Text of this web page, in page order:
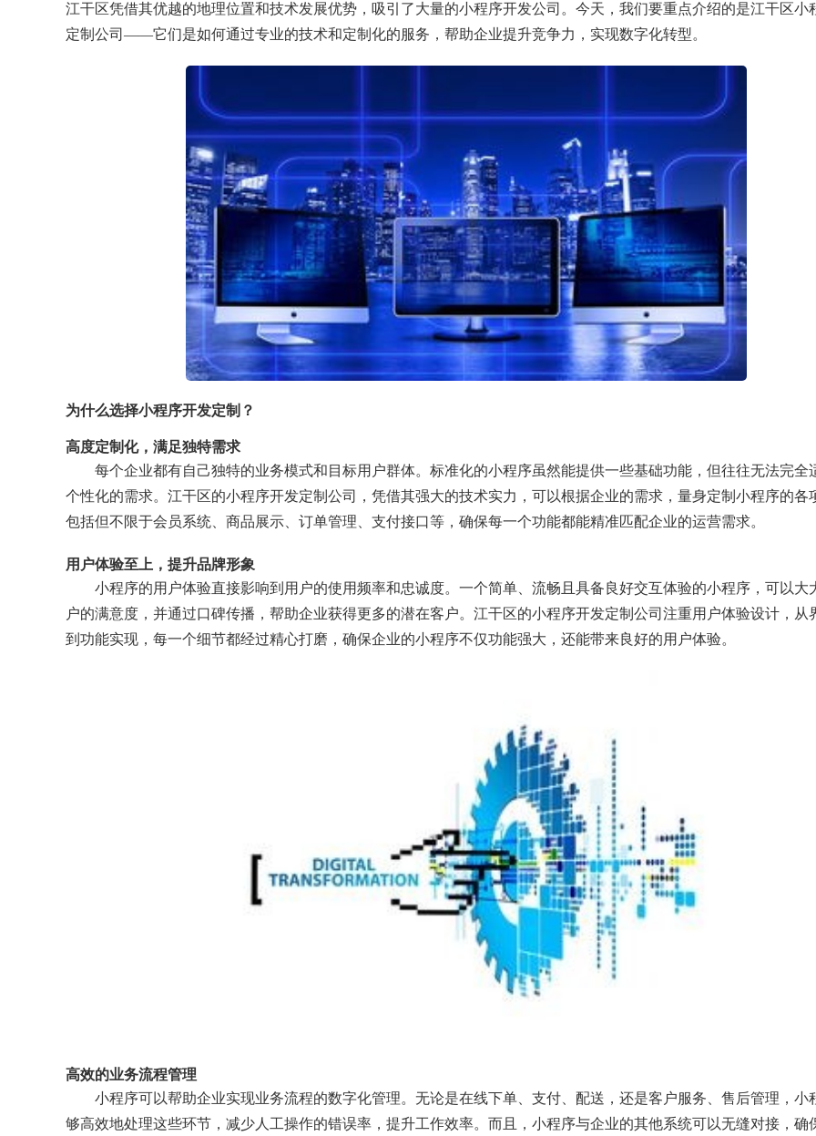
江干区凭借其优越的地理位置和技术发展优势，吸引了大量的小程序开发公司。今天，我们要重点介绍的是江干区小
定制公司——它们是如何通过专业的技术和定制化的服务，帮助企业提升竞争力，实现数字化转型。
为什么选择小程序开发定制？
高度定制化，满足独特需求
每个企业都有自己独特的业务模式和目标用户群体。标准化的小程序虽然能提供一些基础功能，但往往无法完全
个性化的需求。江干区的小程序开发定制公司，凭借其强大的技术实力，可以根据企业的需求，量身定制小程序的各
包括但不限于会员系统、商品展示、订单管理、支付接口等，确保每一个功能都能精准匹配企业的运营需求。
用户体验至上，提升品牌形象
小程序的用户体验直接影响到用户的使用频率和忠诚度。一个简单、流畅且具备良好交互体验的小程序，可以大
户的满意度，并通过口碑传播，帮助企业获得更多的潜在客户。江干区的小程序开发定制公司注重用户体验设计，从
到功能实现，每一个细节都经过精心打磨，确保企业的小程序不仅功能强大，还能带来良好的用户体验。
高效的业务流程管理
小程序可以帮助企业实现业务流程的数字化管理。无论是在线下单、支付、配送，还是客户服务、售后管理，小
够高效地处理这些环节，减少人工操作的错误率，提升工作效率。而且，小程序与企业的其他系统可以无缝对接，确